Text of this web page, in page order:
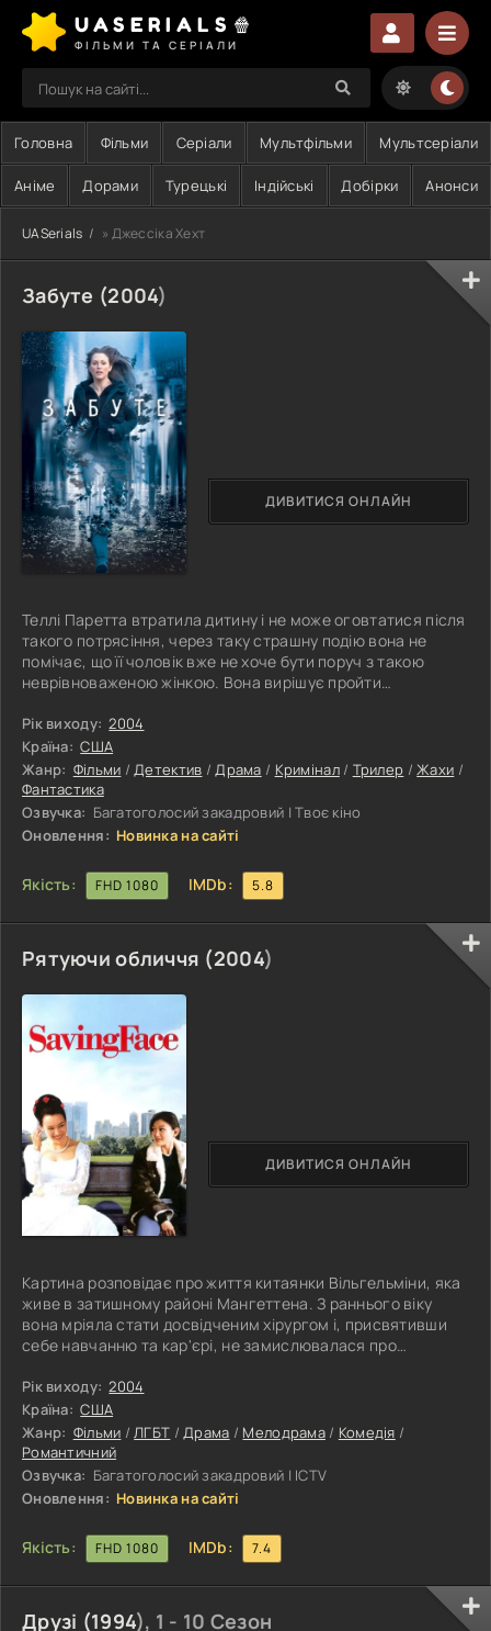
UASERIALS🍿
ФІЛЬМИ ТА СЕРІАЛИ
Головна Фільми Серіали Мультфільми Мультсеріали
Аніме Дорами Турецькі Індійські Добірки Анонси
UASerials » Джессіка Хехт
Забуте (2004)
Теллі Паретта втратила дитину і не може оговтатися після
такого потрясіння, через таку страшну подію вона не
помічає, що її чоловік вже не хоче бути поруч з такою
неврівноваженою жінкою. Вона вирішує пройти
нездоровий нестійкий психічний стан. Лікар приходить до
висновку, що навіть сина у жінки ніколи не було, у неї
стався викидень, дитина навіть ніколи не бачила світла.
Жінка відмовляється прийняти своє божевілля, нехай
навіть минуло більше року,
Рік виходу: 2004
Країна: США
Жанр: Фільми /Детектив /Драма / Кримінал/ Трилер /Жахи /
Фантастика
Озвучка: Багатоголосий закадровий | Твоє кіно
Оновлення: Новинка на сайті
Якість: FHD 1080 IMDb: 5.8
ДИВИТИСЯ ОНЛАЙН
Рятуючи обличчя (2004)
Картина розповідає про життя китаянки Вільгельміни, яка
живе в затишному районі Мангеттена. З раннього віку
вона мріяла стати досвідченим хірургом і, присвятивши
себе навчанню та кар'єрі, не замислювалася про
мама, бажаючи бачити доньку щасливою, активно
підшукує їй кандидатів на роль залицяльників.
Вільгельміна, однак, наполегливо чинить опір усім
спробам матері, навіть грубо відшиваючи чоловіків, яких
багато жінок вважали б завидними
Рік виходу: 2004
Країна: США
Жанр: Фільми /ЛГБТ /Драма / Мелодрама/ Комедія /
Романтичний
Озвучка: Багатоголосий закадровий | ICTV
Оновлення: Новинка на сайті
Якість: FHD 1080 IMDb: 7.4
ДИВИТИСЯ ОНЛАЙН
Друзі (1994), 1 - 10 Сезон